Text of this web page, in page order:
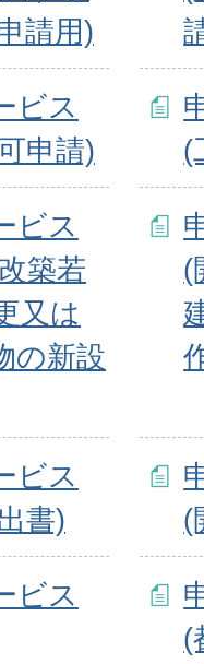
請用)
ビス
申請)
(
ビス
築若
又は
の新設
(
ビス
書)
(
ビス
(